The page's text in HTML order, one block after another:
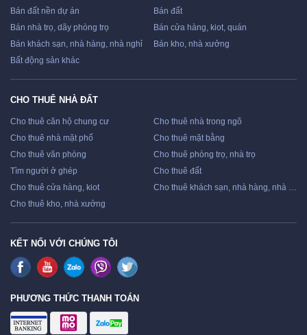
Bán đất nền dự án
Bán đất
Bán nhà trọ, dãy phòng trọ
Bán cửa hàng, kiot, quán
Bán khách sạn, nhà hàng, nhà nghỉ
Bán kho, nhà xưởng
Bất động sản khác
CHO THUÊ NHÀ ĐẤT
Cho thuê căn hộ chung cư
Cho thuê nhà trong ngõ
Cho thuê nhà mặt phố
Cho thuê mặt bằng
Cho thuê văn phòng
Cho thuê phòng trọ, nhà trọ
Tìm người ở ghép
Cho thuê đất
Cho thuê cửa hàng, kiot
Cho thuê khách sạn, nhà hàng, nhà nghỉ
Cho thuê kho, nhà xưởng
KẾT NỐI VỚI CHÚNG TÔI
PHƯƠNG THỨC THANH TOÁN